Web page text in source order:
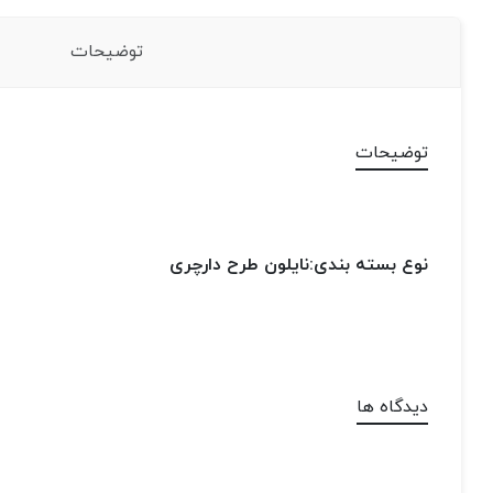
توضیحات
توضیحات
نوع بسته بندی:نایلون طرح دارچری
دیدگاه ها